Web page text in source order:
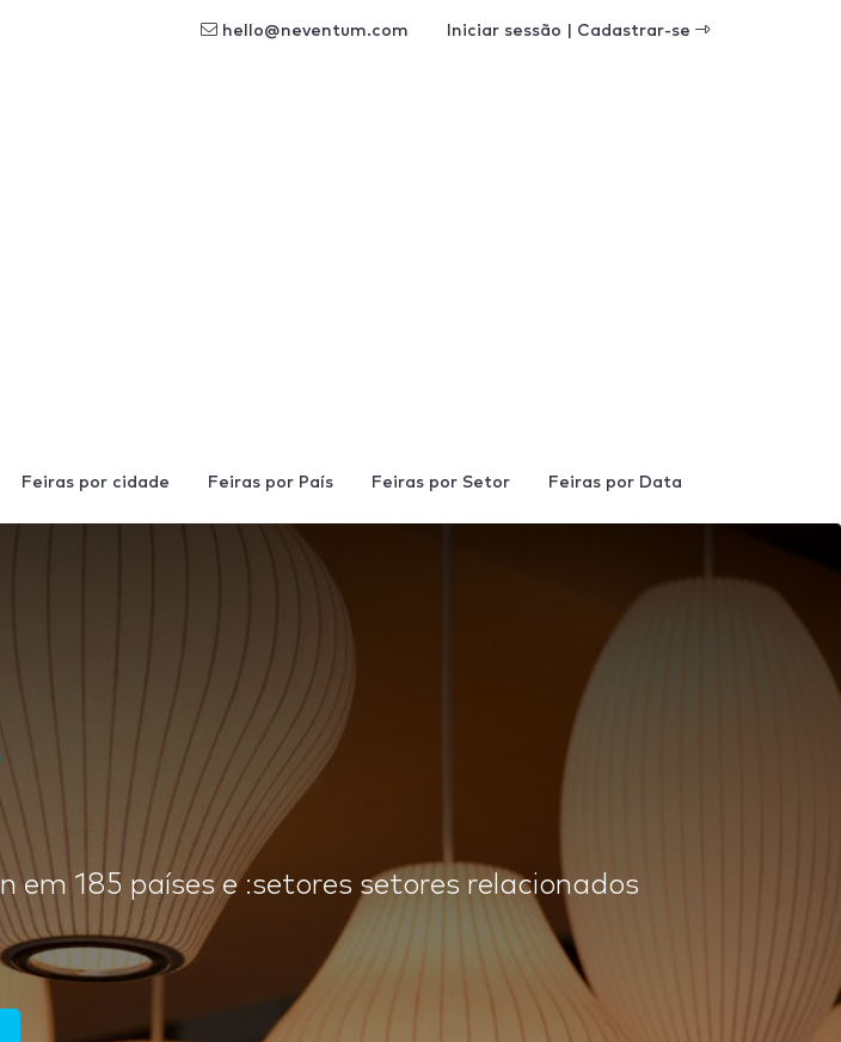
hello@neventum.com Iniciar sessão | Cadastrar-se
Feiras por cidade Feiras por País Feiras por Setor Feiras por Data
em 185 países e :setores setores relacionados